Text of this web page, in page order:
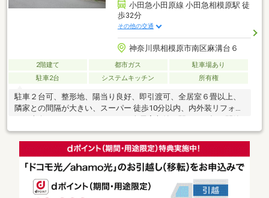
小田急小田原線 小田急相模原駅 徒
歩32分
その他の交通
神奈川県相模原市南区麻溝台６
2階建て 都市ガス
駐車場あり
駐車2台
システムキッチン 所有権
駐車２台可、整形地、陽当り良好、即引渡可、全居室６畳以上、
隣家との間隔が大きい、スーパー 徒歩10分以内、内外装リフォー
な住宅地、前道６ｍ以上、和室、対面式キッチン、バリアフリ
ー、２階建、床下収納、浴室に窓、ＴＶモニタ付インターホン、
都市ガス、小学校 徒歩10分以内、平坦地、屋根裏収納